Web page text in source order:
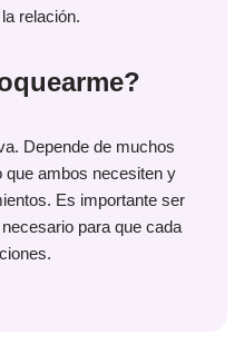
relación.
Depende de muchos
que ambos necesiten y
Es importante ser
para que cada